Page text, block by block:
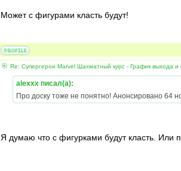
Может с фигурами класть будут!
Re: Супергерои Marvel Шахматный курс - График выхода и
alexxx писал(а):
Про доску тоже не понятно! Анонсировано 64
Я думаю что с фигурками будут класть. Или